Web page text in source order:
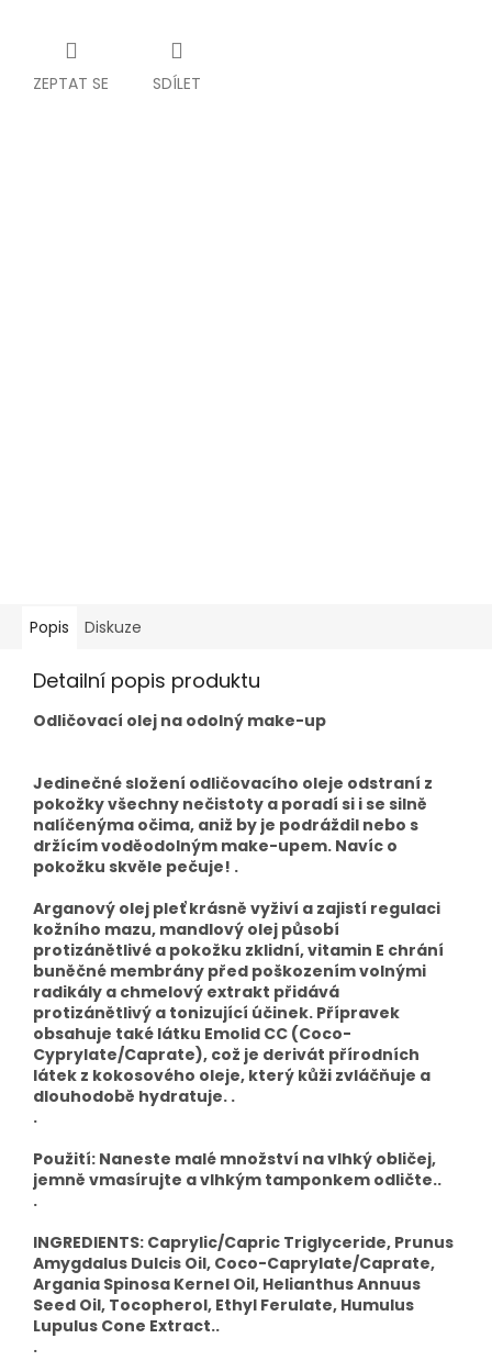
ZEPTAT SE SDÍLET
Popis Diskuze
Detailní popis produktu
Odličovací olej na odolný make-up
Jedinečné složení odličovacího oleje odstraní z
pokožky všechny nečistoty a poradí si i se silně
nalíčenýma očima, aniž by je podráždil nebo s
držícím voděodolným make-upem. Navíc o
pokožku skvěle pečuje! .
Arganový olej pleť krásně vyživí a zajistí regulaci
kožního mazu, mandlový olej působí
protizánětlivé a pokožku zklidní, vitamin E chrání
buněčné membrány před poškozením volnými
radikály a chmelový extrakt přidává
protizánětlivý a tonizující účinek. Přípravek
obsahuje také látku Emolid CC (Coco-
Cyprylate/Caprate), což je derivát přírodních
látek z kokosového oleje, který kůži zvláčňuje a
dlouhodobě hydratuje. .
.
Použití: Naneste malé množství na vlhký obličej,
jemně vmasírujte a vlhkým tamponkem odličte..
.
INGREDIENTS: Caprylic/Capric Triglyceride, Prunus
Amygdalus Dulcis Oil, Coco-Caprylate/Caprate,
Argania Spinosa Kernel Oil, Helianthus Annuus
Seed Oil, Tocopherol, Ethyl Ferulate, Humulus
Lupulus Cone Extract..
.